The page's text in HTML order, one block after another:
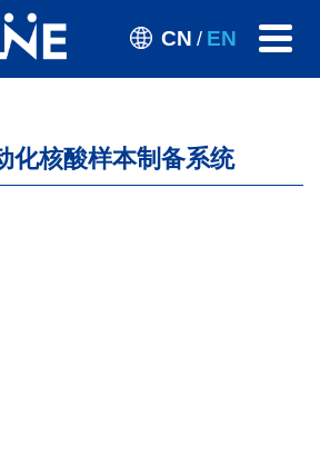
CN / EN
化核酸样本制备系统